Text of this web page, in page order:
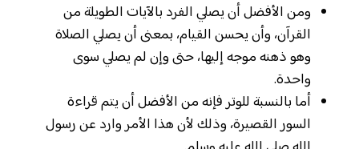
ومن الأفضل أن يصلي الفرد بالآيات الطويلة من
القرآن، وأن يحسن القيام، بمعنى أن يصلي الصلاة
وهو ذهنه موجه إليها، حتى وإن لم يصلي سوى
واحدة.
أما بالنسبة للوتر فإنه من الأفضل أن يتم قراءة
السور القصيرة، وذلك لأن هذا الأمر وارد عن رسول